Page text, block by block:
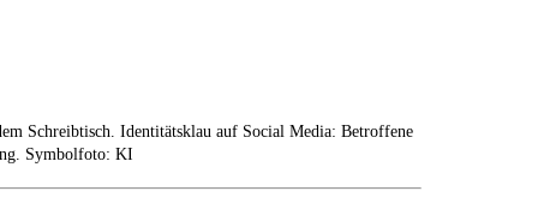
Schreibtisch. Identitätsklau auf Social Media: Betroffene
Symbolfoto: KI